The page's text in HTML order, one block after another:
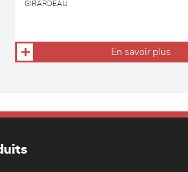
GIRARDEAU
En savoir plus